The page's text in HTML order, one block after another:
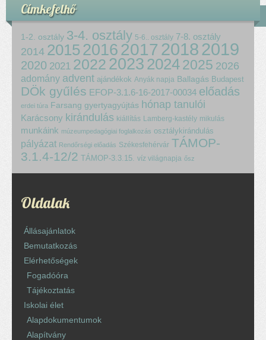
Címkefelhő
1-2. osztály 3-4. osztály 5-6.. osztály 7-8. osztály
2014 2015 2016 2017 20182019
2020 2021 2022 2023 20242025 2026
adomány advent ajándékok Anyák napja Ballagás Budapest
DÖk gyűlés EFOP-3.1.6-16-2017-00034 előadás
erdei túra Farsang gyertyagyújtás hónap tanulói
Karácsony kirándulás kiállítás Lamberg-kastély mikulás
munkáink múzeumpedagógiai foglalkozás osztálykirándulás
pályázat Rendőrségi előadás Székesfehérvár TÁMOP-
3.1.4-12/2 TÁMOP-3.3.15. víz világnapja ősz
Oldalak
Állásajánlatok
Bemutatkozás
Elérhetőségek
Fogadóóra
Tájékoztatás
Iskolai élet
Alapdokumentumok
Alapítvány